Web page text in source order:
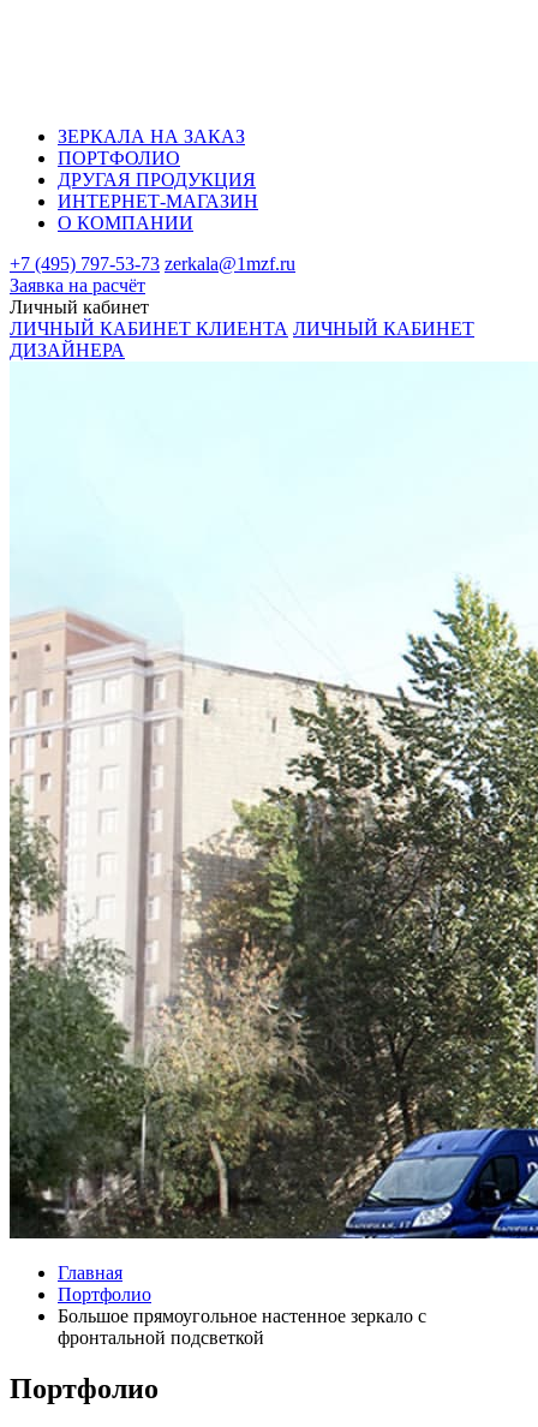
ЗЕРКАЛА НА ЗАКАЗ
ПОРТФОЛИО
ДРУГАЯ ПРОДУКЦИЯ
ИНТЕРНЕТ-МАГАЗИН
О КОМПАНИИ
+7 (495) 797-53-73 zerkala@1mzf.ru
Заявка на расчёт
Личный кабинет
ЛИЧНЫЙ КАБИНЕТ КЛИЕНТА ЛИЧНЫЙ КАБИНЕТ
ДИЗАЙНЕРА
Главная
Портфолио
Большое прямоугольное настенное зеркало с
фронтальной подсветкой
Портфолио